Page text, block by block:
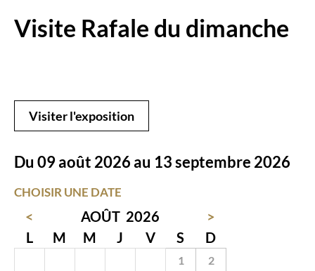
Visite Rafale du dimanche
Visiter l'exposition
Du 09 août 2026 au 13 septembre 2026
CHOISIR UNE DATE
< AOÛT 2026
>
L
M M J V S D
1
2